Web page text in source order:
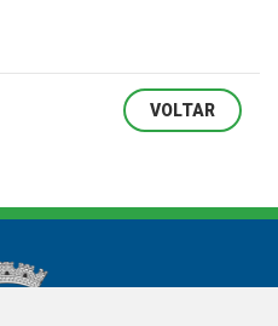
VOLTAR